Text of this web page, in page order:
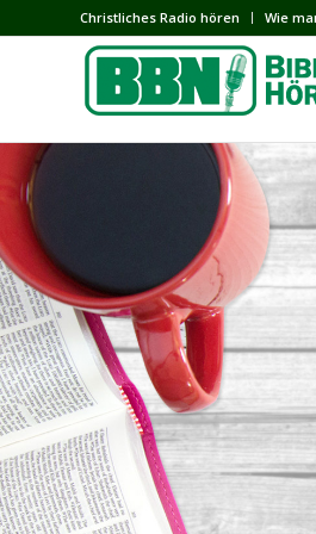
Сhristliches Radio hören Wie